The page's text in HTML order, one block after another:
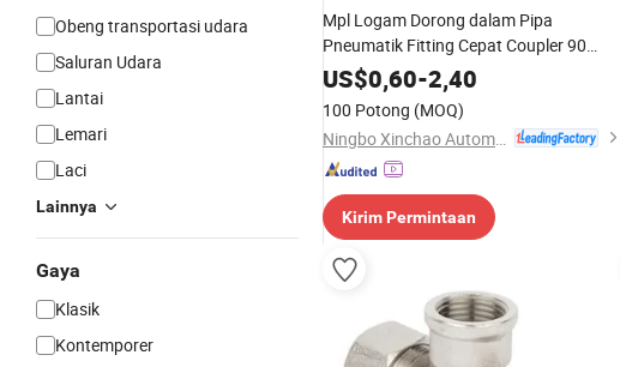
Obeng transportasi udara
Saluran Udara
Lantai
Lemari
Laci
Lainnya
Gaya
Klasik
Kontemporer
Mpl Logam Dorong dalam Pipa
Pneumatik Fitting Cepat Coupler 90
Derajat Elbow Konektor Kuningan
US$0,60-2,40
100 Potong (MOQ)
Kirim Permintaan